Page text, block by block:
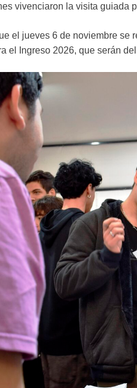
vivenciaron la visita guiada
el jueves 6 de noviembre se
el Ingreso 2026, que serán